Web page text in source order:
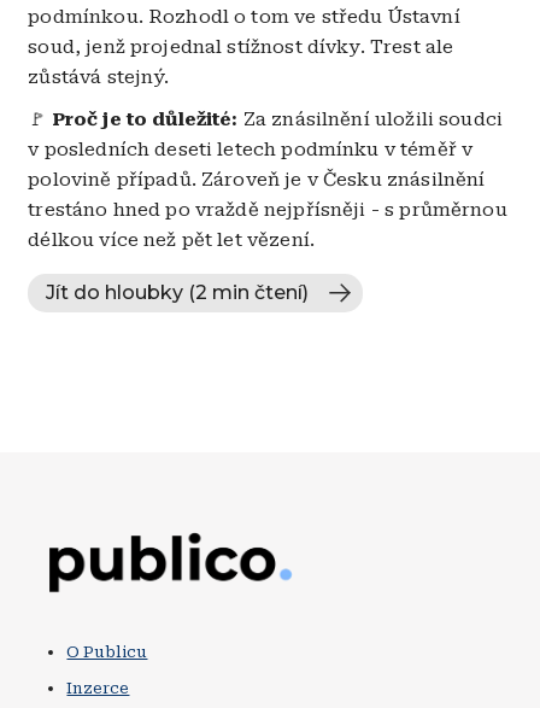
podmínkou. Rozhodl o tom ve středu Ústavní
soud, jenž projednal stížnost dívky. Trest ale
zůstává stejný.
🚩 Proč je to důležité: Za znásilnění uložili soudci
v posledních deseti letech podmínku v téměř v
polovině případů. Zároveň je v Česku znásilnění
trestáno hned po vraždě nejpřísněji - s průměrnou
délkou více než pět let vězení.
Jít do hloubky (2 min čtení)
O Publicu
Inzerce